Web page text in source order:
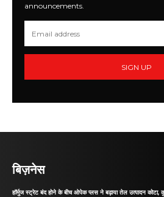
announcements.
SIGN UP
बिज़नेस
हॉर्मुज स्ट्रेट बंद होने के बीच ओपेक प्लस ने बढ़ाया तेल उत्पादन कोटा,